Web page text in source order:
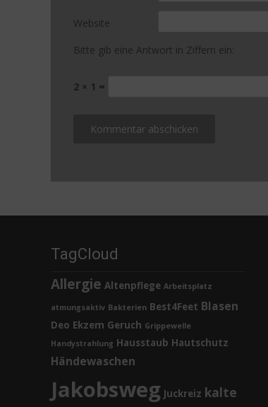
Website
Bitte gib eine Antwort in Ziffern ein:
2 × 1 =
TagCloud
Allergie Altenpflege Arbeitsplatz
atmungsaktiv Bakterien Best4Feet Blasen
Deo Ekzem Geruch Grippewelle
Handystrahlung Hausstaub Hautschutz
Händewaschen
Jakobsweg Juckreiz kalte